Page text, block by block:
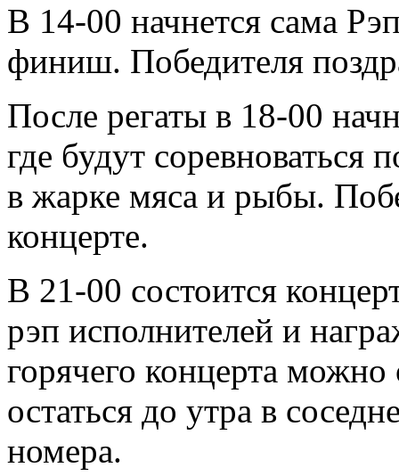
В 14-00 начнется сама
финиш. Победителя
После регаты в 18-00
где будут соревноваться
в жарке мяса и рыбы.
концерте.
В 21-00 состоится
рэп исполнителей и
горячего концерта
остаться до утра в
номера.